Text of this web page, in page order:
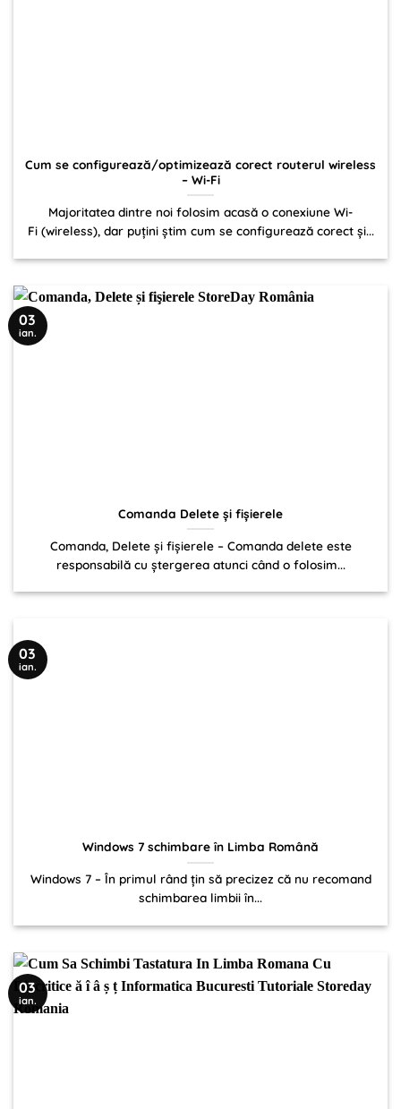
Cum se configurează/optimizează corect routerul wireless
– Wi-Fi
Majoritatea dintre noi folosim acasă o conexiune Wi-
Fi (wireless), dar puțini știm cum se configurează corect și...
Comanda Delete și fişierele
Comanda, Delete și fişierele – Comanda delete este
responsabilă cu ștergerea atunci când o folosim...
03
ian.
Windows 7 schimbare în Limba Română
Windows 7 – În primul rând țin să precizez că nu recomand
schimbarea limbii în...
03
ian.
03
ian.